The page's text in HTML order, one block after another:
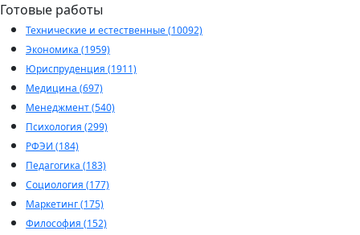
Готовые работы
Технические и естественные (10092)
Экономика (1959)
Юриспруденция (1911)
Медицина (697)
Менеджмент (540)
Психология (299)
РФЭИ (184)
Педагогика (183)
Социология (177)
Маркетинг (175)
Философия (152)